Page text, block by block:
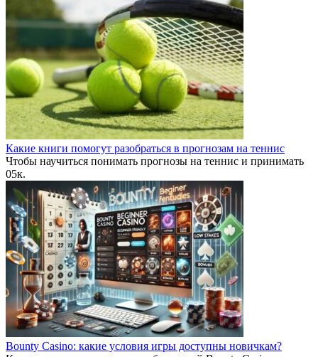
Какие книги помогут разобраться в прогнозам на теннис
Чтобы научиться понимать прогнозы на теннис и принимать
05к.
Bounty Casino: какие условия игры доступны новичкам?